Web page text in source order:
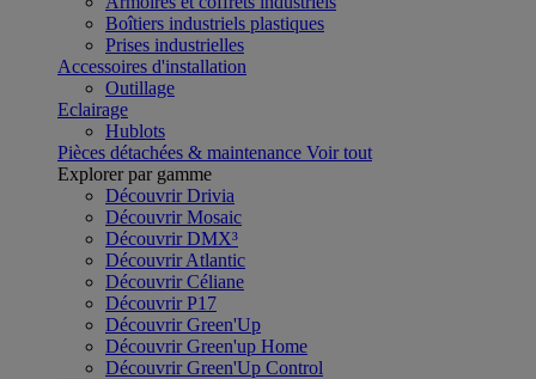
Boîtiers industriels plastiques
Prises industrielles
Accessoires d'installation
Outillage
Eclairage
Hublots
Pièces détachées & maintenance Voir tout
Explorer par gamme
Découvrir Drivia
Découvrir Mosaic
Découvrir DMX³
Découvrir Atlantic
Découvrir Céliane
Découvrir P17
Découvrir Green'Up
Découvrir Green'up Home
Découvrir Green'Up Control